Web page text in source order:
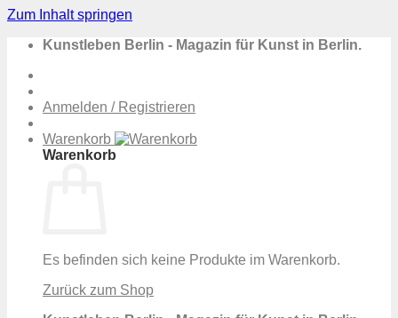
Zum Inhalt springen
Kunstleben Berlin - Magazin für Kunst in Berlin.
Anmelden / Registrieren
Warenkorb
Warenkorb
Es befinden sich keine Produkte im Warenkorb.
Zurück zum Shop